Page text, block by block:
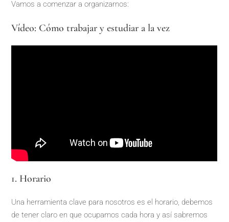
Vamos a comenzar a organizarnos:
Vídeo: Cómo trabajar y estudiar a la vez
1. Horario
Una herramienta clave para nosotros es el horario, debemos
de tener claro en que ocupamos cada hora y así sabremos